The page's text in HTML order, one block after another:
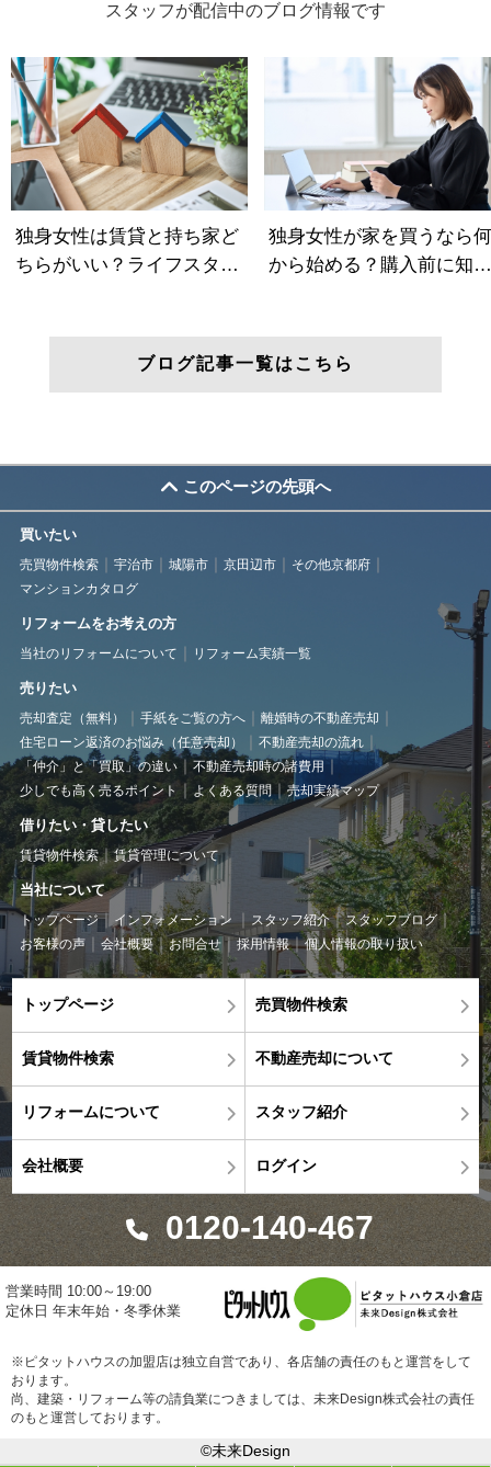
スタッフが配信中のブログ情報です
ブログ記事一覧はこちら
このページの先頭へ
買いたい
売買物件検索 宇治市 城陽市 京田辺市
その他京都府
マンションカタログ
リフォームをお考えの方
当社のリフォームについて リフォーム実績一覧
売りたい
売却査定（無料） 手紙をご覧の方へ
離婚時の不動産売却
住宅ローン返済のお悩み（任意売却）
不動産売却の流れ
「仲介」と「買取」の違い
不動産売却時の諸費用
少しでも高く売るポイント
よくある質問 売却実績マップ
借りたい・貸したい
賃貸物件検索 賃貸管理について
当社について
トップページ インフォメーション スタッフ紹介
スタッフブログ
お客様の声
会社概要 お問合せ 採用情報 個人情報の取り扱い
トップページ 売買物件検索
賃貸物件検索 不動産売却について
リフォームについて スタッフ紹介
会社概要 ログイン
0120-140-467
営業時間 10:00～19:00
定休日 年末年始・冬季休業
※ピタットハウスの加盟店は独立自営であり、各店舗の責任のもと運営をして
おります。
尚、建築・リフォーム等の請負業につきましては、未来Design株式会社の責任
のもと運営しております。
©未来Design